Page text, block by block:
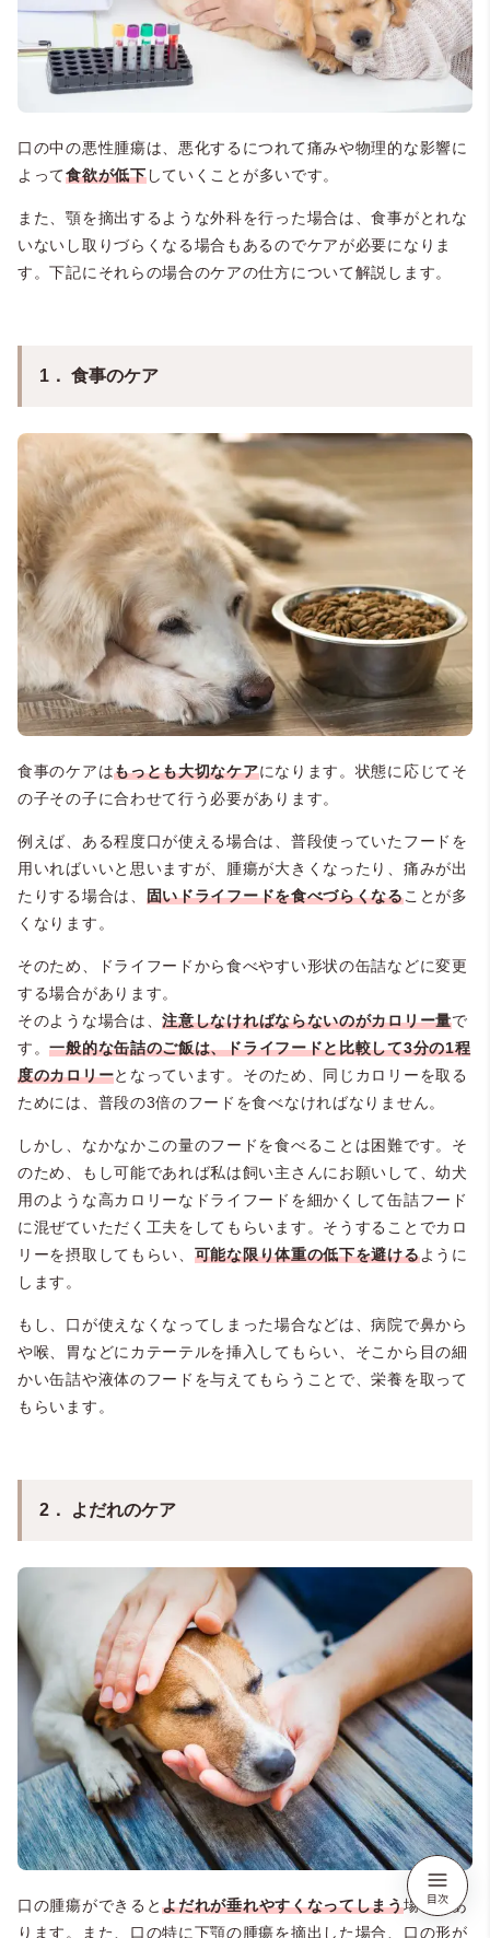
口の中の悪性腫瘍は、悪化するにつれて痛みや物理的な影響に
よって食欲が低下していくことが多いです。
また、顎を摘出するような外科を行った場合は、食事がとれな
いないし取りづらくなる場合もあるのでケアが必要になりま
す。下記にそれらの場合のケアの仕方について解説します。
1． 食事のケア
食事のケアはもっとも大切なケアになります。状態に応じてそ
の子その子に合わせて行う必要があります。
例えば、ある程度口が使える場合は、普段使っていたフードを
用いればいいと思いますが、腫瘍が大きくなったり、痛みが出
たりする場合は、 固いドライフードを食べづらくなることが多
くなります。
そのため、ドライフードから食べやすい形状の缶詰などに変更
する場合があります。
そのような場合は、注意しなければならないのがカロリー量で
す。一般的な缶詰のご飯は、ドライフードと比較して3分の1程
度のカロリーとなっています。そのため、同じカロリーを取る
ためには、普段の3倍のフードを食べなければなりません。
しかし、なかなかこの量のフードを食べることは困難です。そ
のため、もし可能であれば私は飼い主さんにお願いして、幼犬
用のような高カロリーなドライフードを細かくして缶詰フード
に混ぜていただく工夫をしてもらいます。そうすることでカロ
リーを摂取してもらい、 可能な限り体重の低下を避けるように
します。
もし、口が使えなくなってしまった場合などは、病院で鼻から
や喉、胃などにカテーテルを挿入してもらい、そこから目の細
かい缶詰や液体のフードを与えてもらうことで、栄養を取って
もらいます。
2． よだれのケア
口の腫瘍ができるとよだれが垂れやすくなってしまう場合があ
ります。また、口の特に下顎の腫瘍を摘出した場合、口の形が